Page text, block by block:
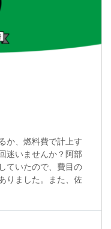
か、燃料費で計上す
迷いませんか？阿部
ていたので、費目の
りました。また、佐